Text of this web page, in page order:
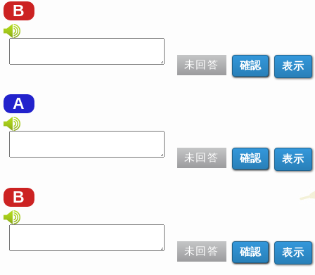
B
未回答 表示
A
未回答 表示
B
未回答 表示